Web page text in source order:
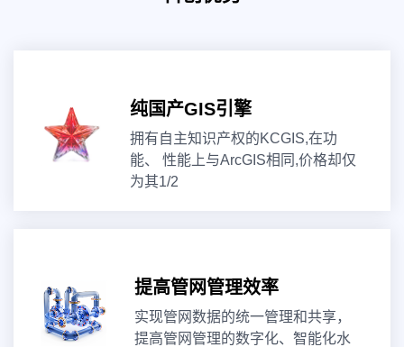
纯国产GIS引擎
拥有自主知识产权的KCGIS,在功
能、 性能上与ArcGIS相同,价格却仅
为其1/2
提高管网管理效率
实现管网数据的统一管理和共享，
提高管网管理的数字化、智能化水